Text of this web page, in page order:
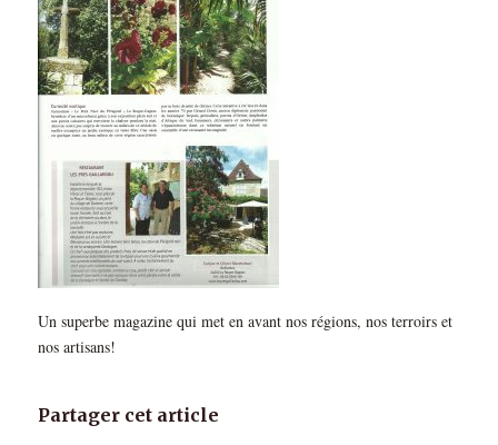
Un superbe magazine qui met en avant nos régions, nos terroirs et
nos artisans!
Partager cet article